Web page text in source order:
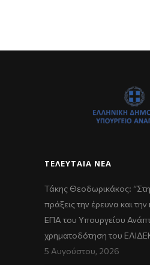
ΤΕΛΕΥΤΑΊΑ ΝΈΑ
Τάκης Θεοδωρικάκος:
πράξεις την έρευνα και
ΕΠΑ του Υπουργείου
χρηματοδότηση του
5 Αυγούστου, 2026